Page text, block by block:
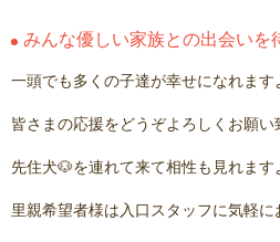
みんな優しい家族との出会いを
一頭でも多くの子達が幸せになれます
皆さまの応援をどうぞよろしくお願い
先住犬🐶を連れて来て相性も見れます
里親希望者様は入口スタッフに気軽に